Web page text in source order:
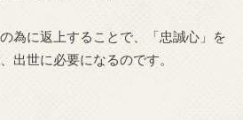
為に返上することで、「忠誠心」を
出世に必要になるのです。